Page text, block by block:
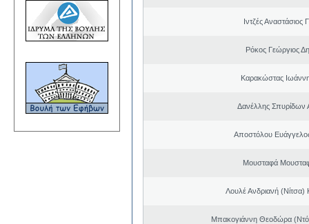
Ιντζές Αναστάσιος
Ρόκος Γεώργιος
Καρακώστας
Δανέλλης Σπυρίδων
Αποστόλου
Μουσταφά
Λουλέ Ανδριανή (Νίτσα)
Μπακογιάννη Θεοδώρα